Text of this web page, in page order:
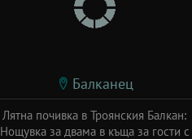
Балканец
Лятна почивка в Троянския Балкан:
Нощувка за двама в къща за гости с